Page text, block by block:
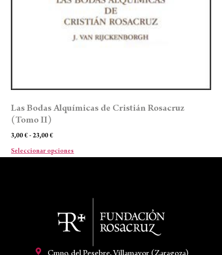
Las Bodas Alquímicas de Cristián Rosacruz
(Tomo II)
3,00€ - 23,00€
Seleccionar opciones